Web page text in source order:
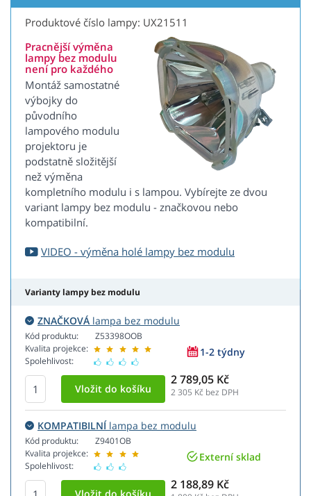
Produktové číslo lampy: UX21511
Pracnější výměna
lampy bez modulu
není pro každého
Montáž samostatné
výbojky do
původního
lampového modulu
projektoru je
podstatně složitější
než výměna
kompletního modulu i s lampou. Vybírejte ze dvou
variant lampy bez modulu - značkovou nebo
kompatibilní.
VIDEO - výměna holé lampy bez modulu
Varianty lampy bez modulu
ZNAČKOVÁ lampa bez modulu
Kód produktu:
Kvalita projekce:
Spolehlivost:
Z53398OOB
1-2 týdny
2 789,05 Kč
2 305 Kč bez DPH
KOMPATIBILNÍlampa bez modulu
Kód produktu:
Kvalita projekce:
Spolehlivost:
Z9401OB
Externí sklad
2 188,89 Kč